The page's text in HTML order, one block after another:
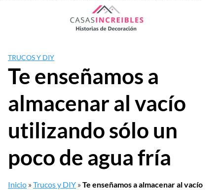
TRUCOS Y DIY
Te enseñamos a
almacenar al vacío
utilizando sólo un
poco de agua fría
Inicio »Trucos y DIY »Te enseñamos a almacenar al vacío